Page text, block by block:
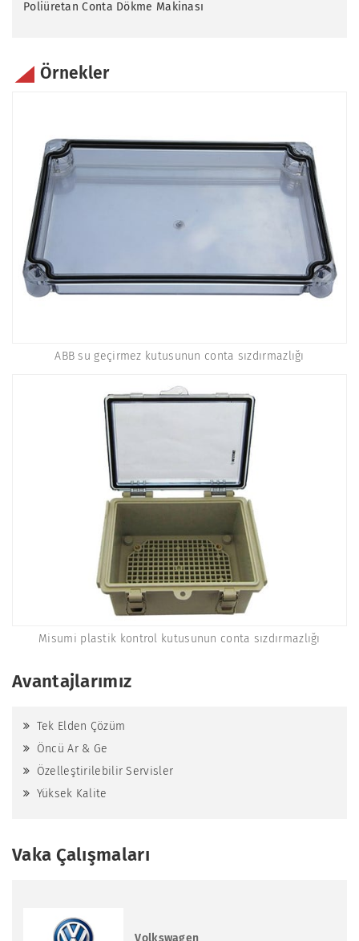
Poliüretan Conta Dökme Makinası
Örnekler
ABB su geçirmez kutusunun conta sızdırmazlığı
Misumi plastik kontrol kutusunun conta sızdırmazlığı
Avantajlarımız
Tek Elden Çözüm
Öncü Ar & Ge
Özelleştirilebilir Servisler
Yüksek Kalite
Vaka Çalışmaları
Volkswagen